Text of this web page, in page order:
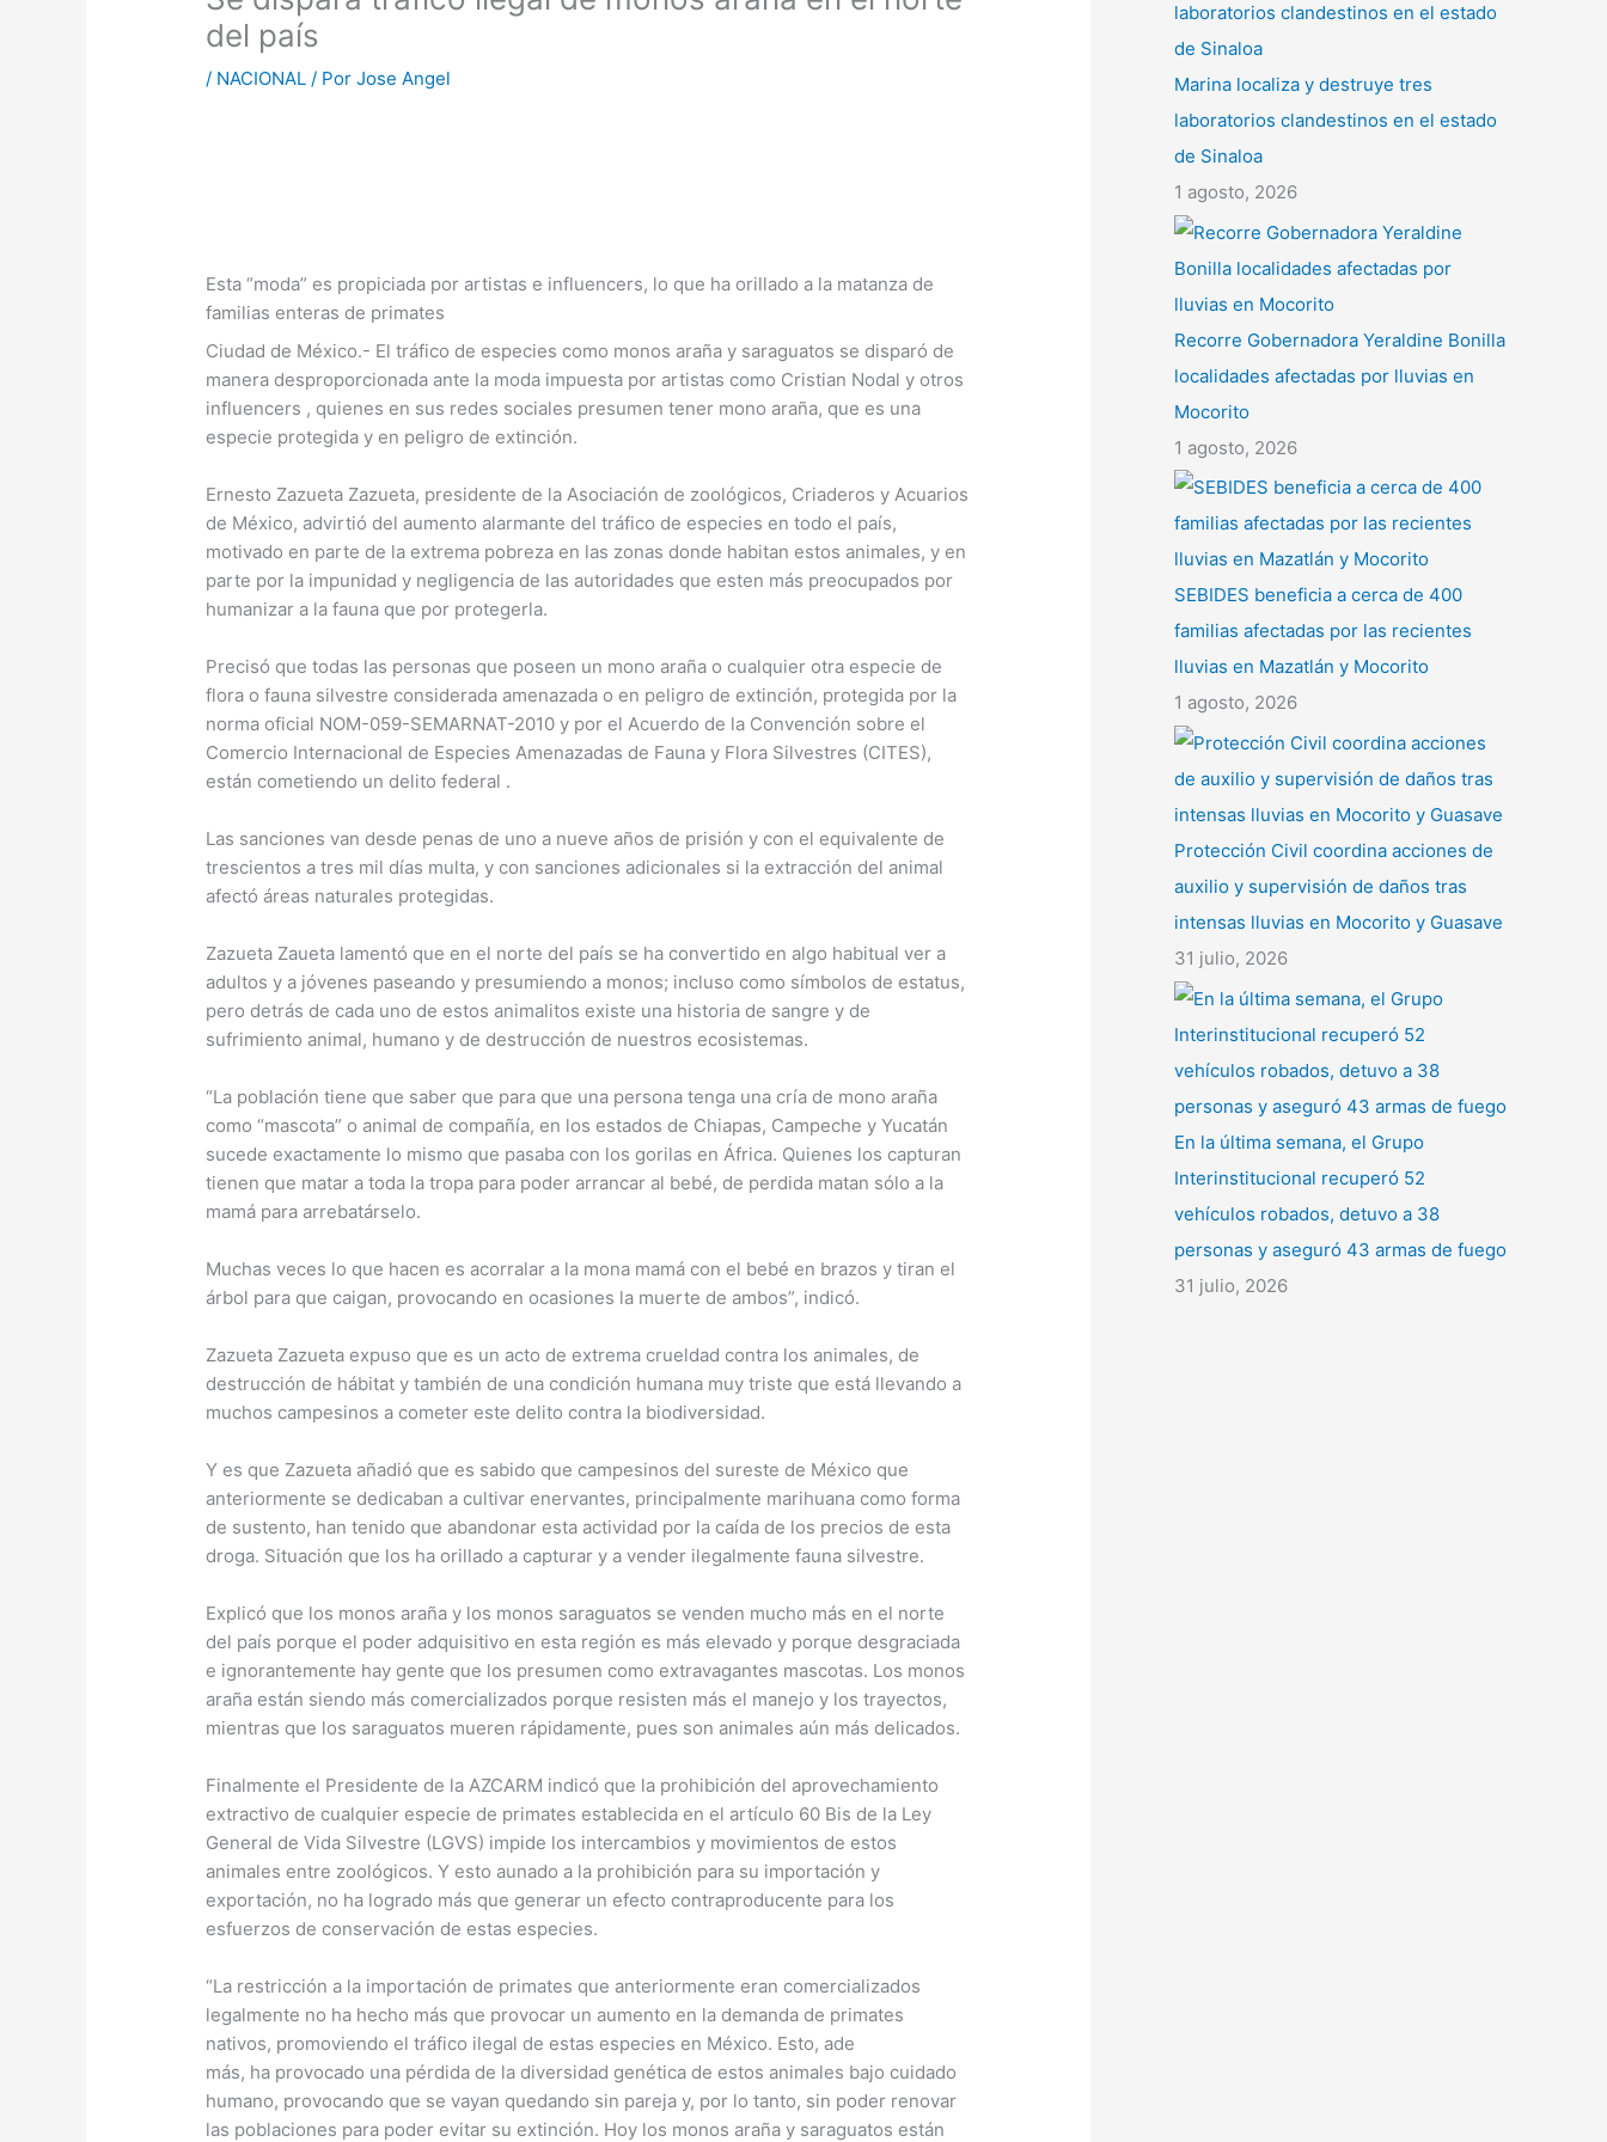
del país
/ NACIONAL / PorJose Angel
Esta “moda” es propiciada por artistas e influencers, lo que ha orillado a la matanza de
familias enteras de primates
Ciudad de México.- El tráfico de especies como monos araña y saraguatos se disparó de
manera desproporcionada ante la moda impuesta por artistas como Cristian Nodal y otros
influencers , quienes en sus redes sociales presumen tener mono araña, que es una
especie protegida y en peligro de extinción.
Ernesto Zazueta Zazueta, presidente de la Asociación de zoológicos, Criaderos y Acuarios
de México, advirtió del aumento alarmante del tráfico de especies en todo el país,
motivado en parte de la extrema pobreza en las zonas donde habitan estos animales, y en
parte por la impunidad y negligencia de las autoridades que esten más preocupados por
humanizar a la fauna que por protegerla.
Precisó que todas las personas que poseen un mono araña o cualquier otra especie de
flora o fauna silvestre considerada amenazada o en peligro de extinción, protegida por la
norma oficial NOM-059-SEMARNAT-2010 y por el Acuerdo de la Convención sobre el
Comercio Internacional de Especies Amenazadas de Fauna y Flora Silvestres (CITES),
están cometiendo un delito federal .
Las sanciones van desde penas de uno a nueve años de prisión y con el equivalente de
trescientos a tres mil días multa, y con sanciones adicionales si la extracción del animal
afectó áreas naturales protegidas.
Zazueta Zaueta lamentó que en el norte del país se ha convertido en algo habitual ver a
adultos y a jóvenes paseando y presumiendo a monos; incluso como símbolos de estatus,
pero detrás de cada uno de estos animalitos existe una historia de sangre y de
sufrimiento animal, humano y de destrucción de nuestros ecosistemas.
“La población tiene que saber que para que una persona tenga una cría de mono araña
como “mascota” o animal de compañía, en los estados de Chiapas, Campeche y Yucatán
sucede exactamente lo mismo que pasaba con los gorilas en África. Quienes los capturan
tienen que matar a toda la tropa para poder arrancar al bebé, de perdida matan sólo a la
mamá para arrebatárselo.
Muchas veces lo que hacen es acorralar a la mona mamá con el bebé en brazos y tiran el
árbol para que caigan, provocando en ocasiones la muerte de ambos”, indicó.
Zazueta Zazueta expuso que es un acto de extrema crueldad contra los animales, de
destrucción de hábitat y también de una condición humana muy triste que está llevando a
muchos campesinos a cometer este delito contra la biodiversidad.
Y es que Zazueta añadió que es sabido que campesinos del sureste de México que
anteriormente se dedicaban a cultivar enervantes, principalmente marihuana como forma
de sustento, han tenido que abandonar esta actividad por la caída de los precios de esta
droga. Situación que los ha orillado a capturar y a vender ilegalmente fauna silvestre.
Explicó que los monos araña y los monos saraguatos se venden mucho más en el norte
del país porque el poder adquisitivo en esta región es más elevado y porque desgraciada
e ignorantemente hay gente que los presumen como extravagantes mascotas. Los monos
araña están siendo más comercializados porque resisten más el manejo y los trayectos,
mientras que los saraguatos mueren rápidamente, pues son animales aún más delicados.
Finalmente el Presidente de la AZCARM indicó que la prohibición del aprovechamiento
extractivo de cualquier especie de primates establecida en el artículo 60 Bis de la Ley
General de Vida Silvestre (LGVS) impide los intercambios y movimientos de estos
animales entre zoológicos. Y esto aunado a la prohibición para su importación y
exportación, no ha logrado más que generar un efecto contraproducente para los
esfuerzos de conservación de estas especies.
“La restricción a la importación de primates que anteriormente eran comercializados
legalmente no ha hecho más que provocar un aumento en la demanda de primates
nativos, promoviendo el tráfico ilegal de estas especies en México. Esto, ade
más, ha provocado una pérdida de la diversidad genética de estos animales bajo cuidado
humano, provocando que se vayan quedando sin pareja y, por lo tanto, sin poder renovar
las poblaciones para poder evitar su extinción. Hoy los monos araña y saraguatos están
Marina localiza y destruye tres
laboratorios clandestinos en el estado
de Sinaloa
1 agosto, 2026
Recorre Gobernadora Yeraldine Bonilla
localidades afectadas por lluvias en
Mocorito
1 agosto, 2026
SEBIDES beneficia a cerca de 400
familias afectadas por las recientes
lluvias en Mazatlán y Mocorito
1 agosto, 2026
Protección Civil coordina acciones de
auxilio y supervisión de daños tras
intensas lluvias en Mocorito y Guasave
31 julio, 2026
En la última semana, el Grupo
Interinstitucional recuperó 52
vehículos robados, detuvo a 38
personas y aseguró 43 armas de fuego
31 julio, 2026